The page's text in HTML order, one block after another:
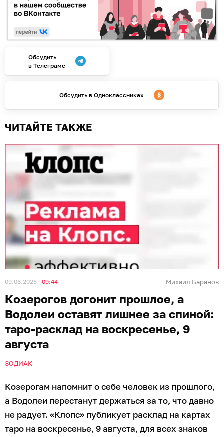
Обсудить
в Телеграме
Обсудить в Одноклассниках
ЧИТАЙТЕ ТАКЖЕ
09.08.2026 09:44 Михаил Баранов
Козерогов догонит прошлое, а
Водолеи оставят лишнее за спиной:
таро-расклад на воскресенье, 9
августа
ЗОДИАК
Козерогам напомнит о себе человек из прошлого,
а Водолеи перестанут держаться за то, что давно
не радует. «Клопс» публикует расклад на картах
таро на воскресенье, 9 августа, для всех знаков